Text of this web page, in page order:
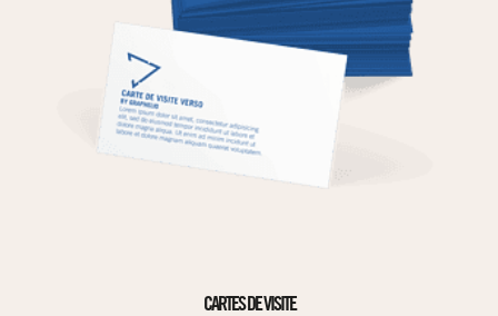
CARTES DE VISITE